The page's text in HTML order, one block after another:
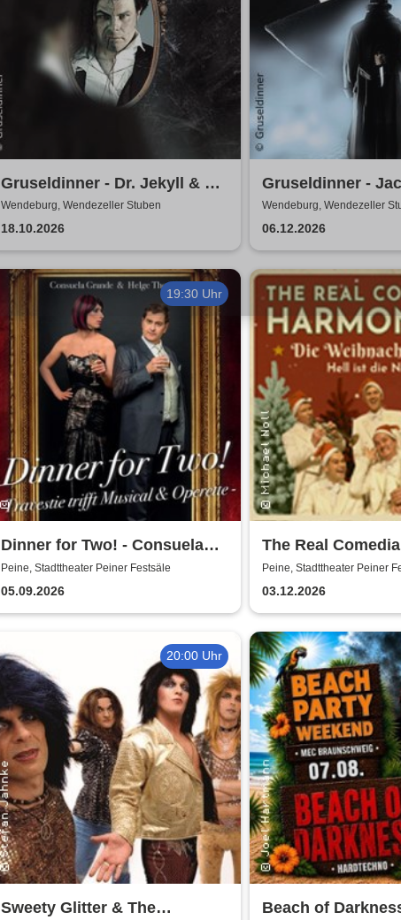
Gruseldinner - Dr. Jekyll & Mr.
Hyde
Wendeburg, Wendezeller Stuben
18.10.2026
Gruseldinner -
Ripper
Wendeburg, Wendezeller
06.12.2026
19:30 Uhr
Dinner for Two! - Consuela
Grand & Helge Thomas
Peine, Stadttheater Peiner Festsäle
05.09.2026
The Real
Harmonists - Die
Weihnachtsshow
Nacht
Peine, Stadttheater Peiner
03.12.2026
20:00 Uhr
Sweety Glitter & The
Beach of